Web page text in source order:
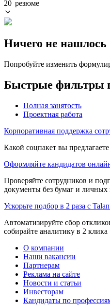
20 резюме
Ничего не нашлось
Попробуйте изменить
Быстрые фильтры
Полная занятость
Проектная работа
Корпоративная поддержка
Какой соцпакет вы
Оформляйте кандидатов
Проверяйте сотрудников и
документы без бумаг и личных
Ускорьте подбор в 2 раза с
Автоматизируйте сбор
собирайте аналитику в 2 клика
О компании
Наши вакансии
Партнерам
Реклама на сайте
Новости и статьи
Инвесторам
Кандидаты по